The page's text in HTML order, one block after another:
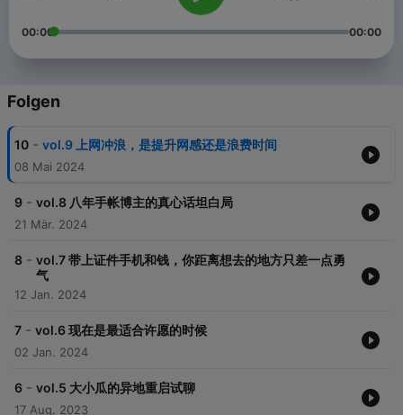
00:00 00:00
Folgen
10 - vol.9 上网冲浪，是提升网感还是浪费时间
08 Mai 2024
9 - vol.8 八年手帐博主的真心话坦白局
21 Mär. 2024
8 - vol.7 带上证件手机和钱，你距离想去的地方只差一点勇
气
12 Jan. 2024
7 - vol.6 现在是最适合许愿的时候
02 Jan. 2024
6 - vol.5 大小瓜的异地重启试聊
17 Aug. 2023